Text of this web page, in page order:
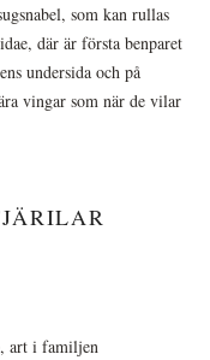
som kan rullas
där är första benparet
undersida och på
vingar som när de vilar
, art i familjen